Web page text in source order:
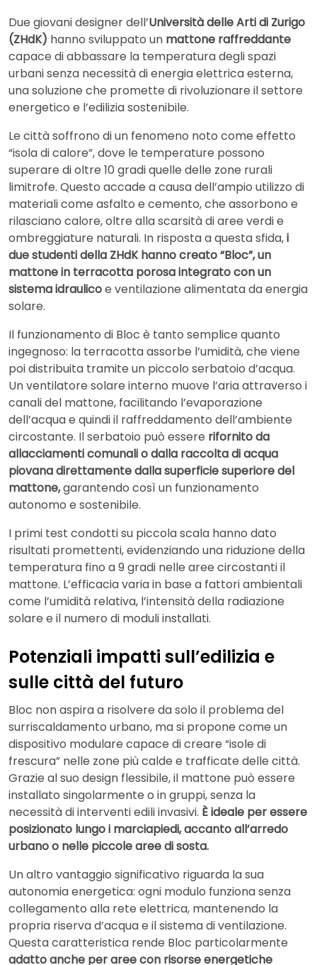
Due giovani designer dell’Università delle Arti di Zurigo
(ZHdK) hanno sviluppato un mattone raffreddante
capace di abbassare la temperatura degli spazi
urbani senza necessità di energia elettrica esterna,
una soluzione che promette di rivoluzionare il settore
energetico e l’edilizia sostenibile.
Le città soffrono di un fenomeno noto come effetto
“isola di calore”, dove le temperature possono
superare di oltre 10 gradi quelle delle zone rurali
limitrofe. Questo accade a causa dell’ampio utilizzo di
materiali come asfalto e cemento, che assorbono e
rilasciano calore, oltre alla scarsità di aree verdi e
ombreggiature naturali. In risposta a questa sfida,i
due studenti della ZHdK hanno creato “Bloc”, un
mattone in terracotta porosa integrato con un
sistema idraulicoe ventilazione alimentata da energia
solare.
Il funzionamento di Bloc è tanto semplice quanto
ingegnoso: la terracotta assorbe l’umidità, che viene
poi distribuita tramite un piccolo serbatoio d’acqua.
Un ventilatore solare interno muove l’aria attraverso i
canali del mattone, facilitando l’evaporazione
dell’acqua e quindi il raffreddamento dell’ambiente
circostante. Il serbatoio può essere rifornito da
allacciamenti comunali o dalla raccolta di acqua
piovana direttamente dalla superficie superiore del
mattone,garantendo così un funzionamento
autonomo e sostenibile.
I primi test condotti su piccola scala hanno dato
risultati promettenti, evidenziando una riduzione della
temperatura fino a 9 gradi nelle aree circostanti il
mattone. L’efficacia varia in base a fattori ambientali
come l’umidità relativa, l’intensità della radiazione
solare e il numero di moduli installati.
Potenziali impatti sull’edilizia e
sulle città del futuro
Bloc non aspira a risolvere da solo il problema del
surriscaldamento urbano, ma si propone come un
dispositivo modulare capace di creare “isole di
frescura” nelle zone più calde e trafficate delle città.
Grazie al suo design flessibile, il mattone può essere
installato singolarmente o in gruppi, senza la
necessità di interventi edili invasivi. È ideale per essere
posizionato lungo i marciapiedi, accanto all’arredo
urbano o nelle piccole aree di sosta.
Un altro vantaggio significativo riguarda la sua
autonomia energetica: ogni modulo funziona senza
collegamento alla rete elettrica, mantenendo la
propria riserva d’acqua e il sistema di ventilazione.
Questa caratteristica rende Bloc particolarmente
adatto anche per aree con risorse energetiche